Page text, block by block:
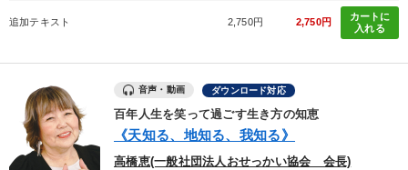
追加テキスト 2,750円 2,750円
カートに
入れる
音声・動画 ダウンロード対応
百年人生を笑って過ごす生き方の知恵
《天知る、地知る、我知る》
高橋恵(一般社団法人おせっかい協会 会長)